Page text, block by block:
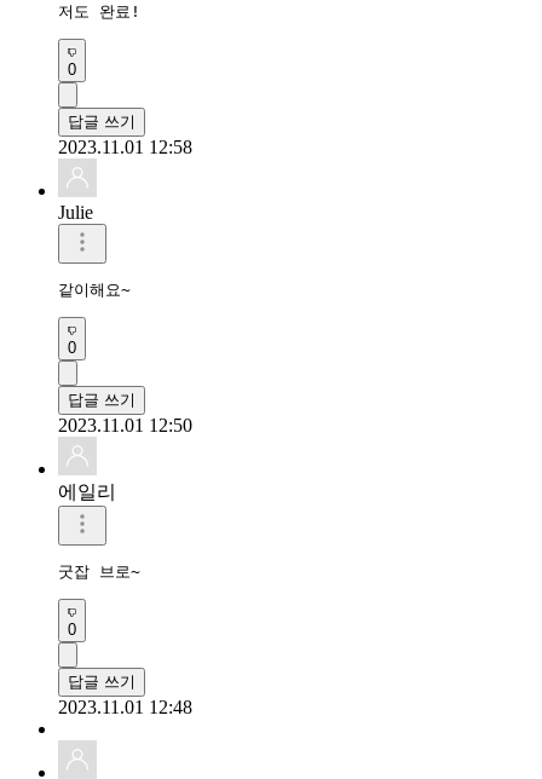
저도 완료!
0
답글 쓰기
2023.11.01 12:58
Julie
같이해요~
0
답글 쓰기
2023.11.01 12:50
에일리
굿잡 브로~
0
답글 쓰기
2023.11.01 12:48